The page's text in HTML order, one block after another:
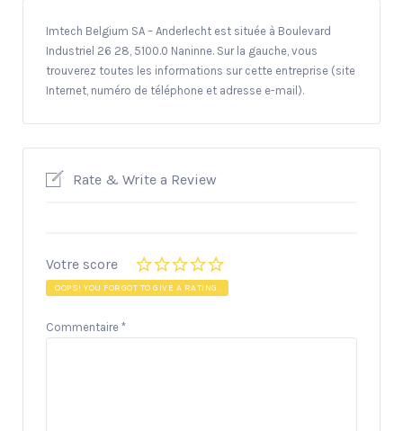
Imtech Belgium SA – Anderlecht est située à Boulevard
Industriel 26 28, 5100.0 Naninne. Sur la gauche, vous
trouverez toutes les informations sur cette entreprise (site
Internet, numéro de téléphone et adresse e-mail).
Rate & Write a Review
Votre score
OOPS! YOU FORGOT TO GIVE A RATING.
Commentaire *